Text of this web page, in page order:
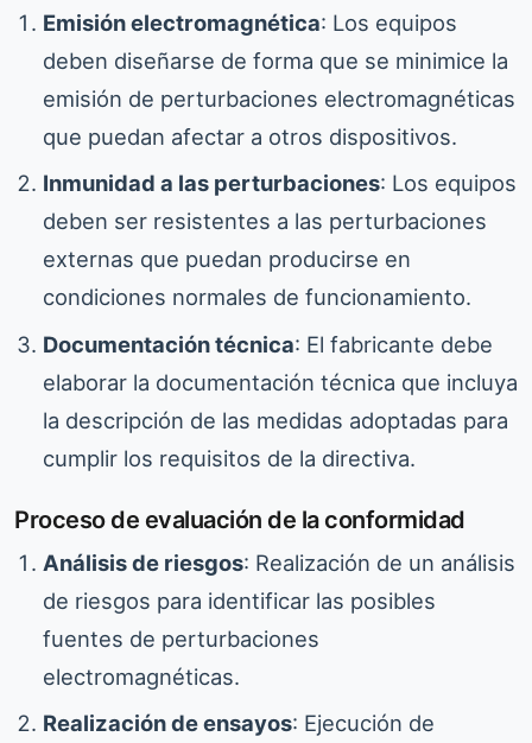
Emisión electromagnética: Los equipos
deben diseñarse de forma que se minimice la
emisión de perturbaciones electromagnéticas
que puedan afectar a otros dispositivos.
Inmunidad a las perturbaciones: Los equipos
deben ser resistentes a las perturbaciones
externas que puedan producirse en
condiciones normales de funcionamiento.
Documentación técnica: El fabricante debe
elaborar la documentación técnica que incluya
la descripción de las medidas adoptadas para
cumplir los requisitos de la directiva.
Proceso de evaluación de la conformidad
Análisis de riesgos: Realización de un análisis
de riesgos para identificar las posibles
fuentes de perturbaciones
electromagnéticas.
Realización de ensayos: Ejecución de